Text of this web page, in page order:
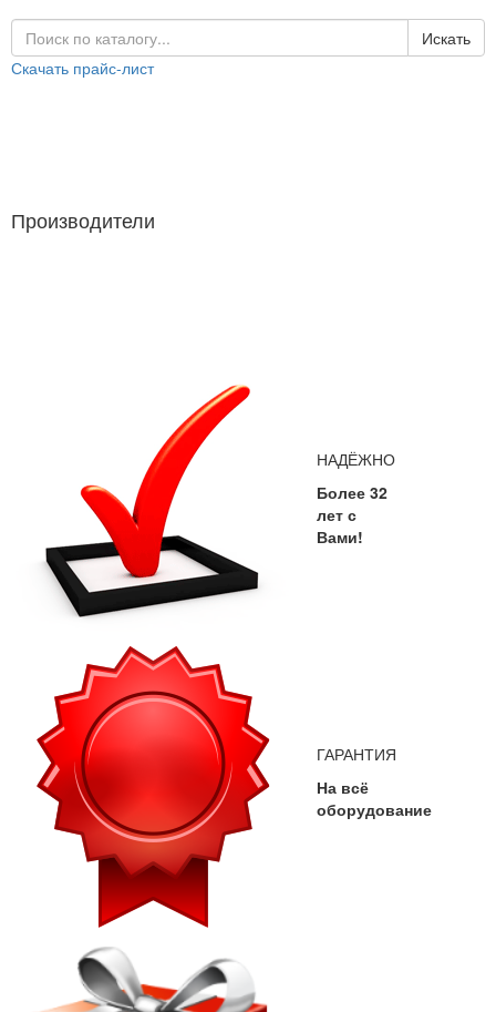
Искать
Скачать прайс-лист
Производители
НАДЁЖНО
Более 32
лет с
Вами!
ГАРАНТИЯ
На всё
оборудование